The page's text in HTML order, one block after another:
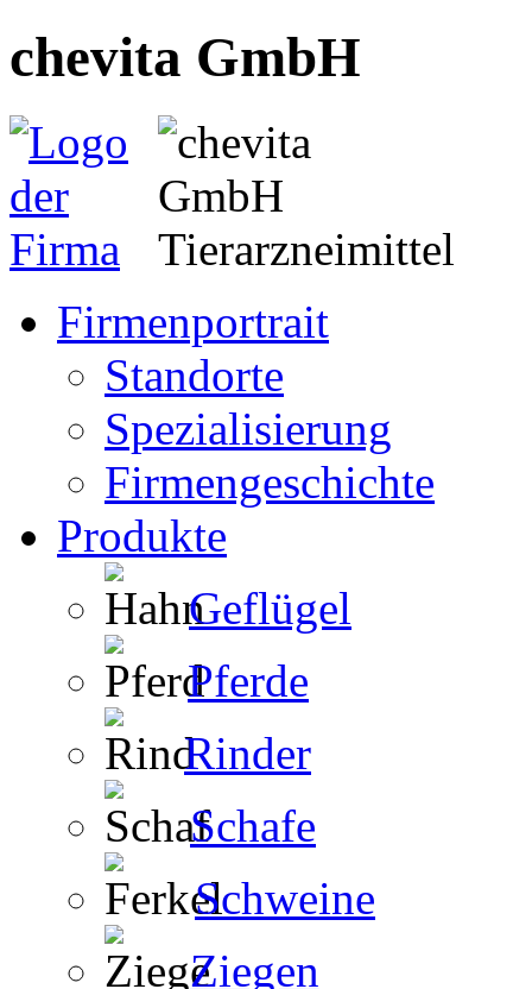
chevita GmbH
Firmenportrait
Standorte
Spezialisierung
Firmengeschichte
Produkte
Geflügel
Pferde
Rinder
Schafe
Schweine
Ziegen